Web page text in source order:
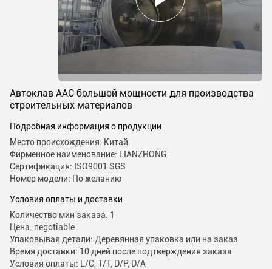
Автоклав AAC большой мощности для производства
строительных материалов
Подробная информация о продукции
Место происхождения: Китай
Фирменное наименование: LIANZHONG
Сертификация: ISO9001 SGS
Номер модели: По желанию
Условия оплаты и доставки
Количество мин заказа: 1
Цена: negotiable
Упаковывая детали: Деревянная упаковка или на заказ
Время доставки: 10 дней после подтверждения заказа
Условия оплаты: L/C, T/T, D/P, D/A